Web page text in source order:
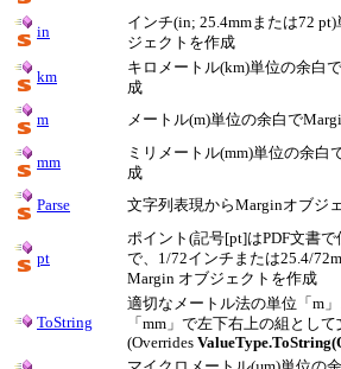
in
インチ(in; 25.4mmまたは72
ジェクトを作成
km
キロメートル(km)単位の余白
成
m
メートル(m)単位の余白で
mm
ミリメートル(mm)単位の余白
成
Parse
文字列表現からMarginオブジ
pt
ポイント(記号[pt]はPDF文書
で、1/72インチまたは25.4/
Margin オブジェクトを作成
ToString
適切なメートル法の単位「m
「mm」で左下右上の組とし
(Overrides